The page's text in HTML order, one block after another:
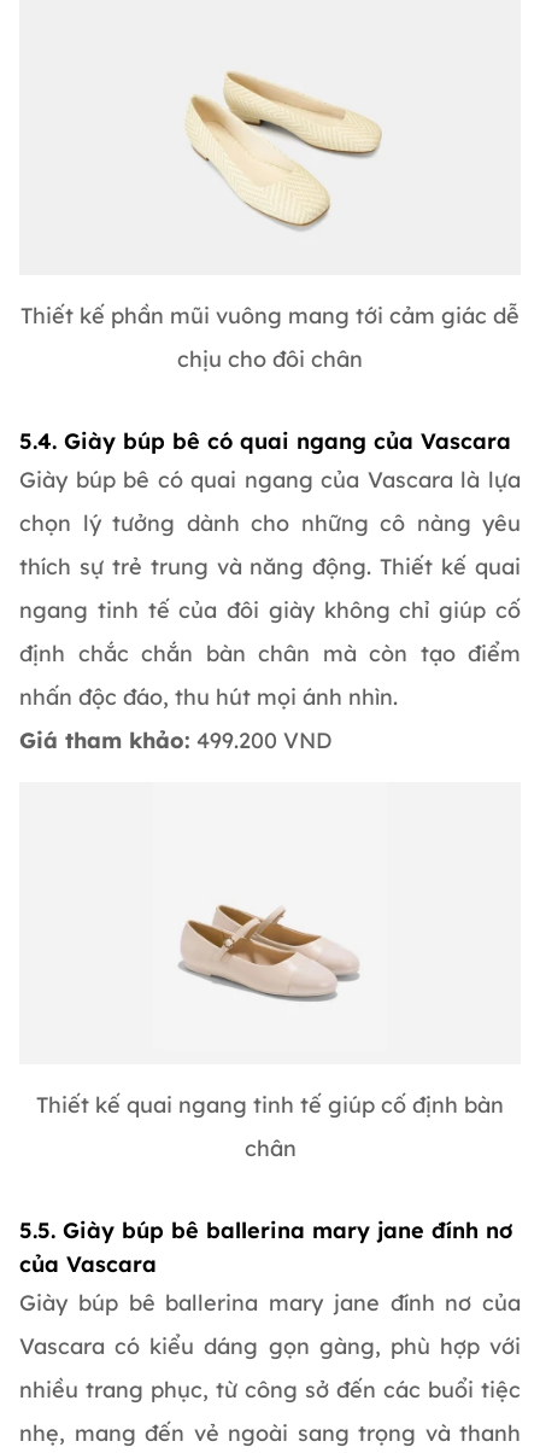
Thiết kế phần mũi vuông mang tới cảm giác dễ
chịu cho đôi chân
5.4. Giày búp bê có quai ngang của Vascara
Giày búp bê có quai ngang của Vascara là lựa
chọn lý tưởng dành cho những cô nàng yêu
thích sự trẻ trung và năng động. Thiết kế quai
ngang tinh tế của đôi giày không chỉ giúp cố
định chắc chắn bàn chân mà còn tạo điểm
nhấn độc đáo, thu hút mọi ánh nhìn.
Giá tham khảo: 499.200 VND
Thiết kế quai ngang tinh tế giúp cố định bàn
chân
5.5. Giày búp bê ballerina mary jane đính nơ
của Vascara
Giày búp bê ballerina mary jane đính nơ của
Vascara có kiểu dáng gọn gàng, phù hợp với
nhiều trang phục, từ công sở đến các buổi tiệc
nhẹ, mang đến vẻ ngoài sang trọng và thanh